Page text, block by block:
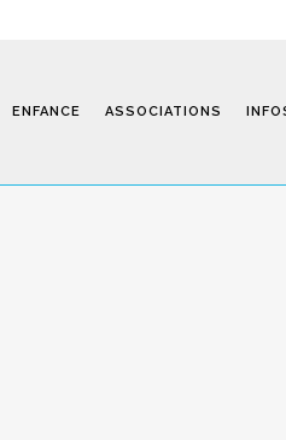
ENFANCE ASSOCIATIONS